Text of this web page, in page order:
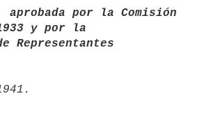
aprobada por la Comisión
de Representantes